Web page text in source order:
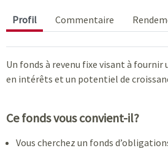
Profil Commentaire
Un fonds à revenu fixe visant à fournir
en intérêts et un potentiel de
Ce fonds vous convient-il?
Vous cherchez un fonds